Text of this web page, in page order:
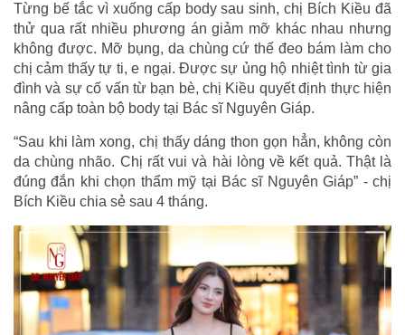
Từng bế tắc vì xuống cấp body sau sinh, chị Bích Kiều đã
thử qua rất nhiều phương án giảm mỡ khác nhau nhưng
không được. Mỡ bụng, da chùng cứ thế đeo bám làm cho
chị cảm thấy tự ti, e ngại. Được sự ủng hộ nhiệt tình từ gia
đình và sự cố vấn từ bạn bè, chị Kiều quyết định thực hiện
nâng cấp toàn bộ body tại Bác sĩ Nguyên Giáp.
“Sau khi làm xong, chị thấy dáng thon gọn hẳn, không còn
da chùng nhão. Chị rất vui và hài lòng về kết quả. Thật là
đúng đắn khi chọn thẩm mỹ tại Bác sĩ Nguyên Giáp” - chị
Bích Kiều chia sẻ sau 4 tháng.